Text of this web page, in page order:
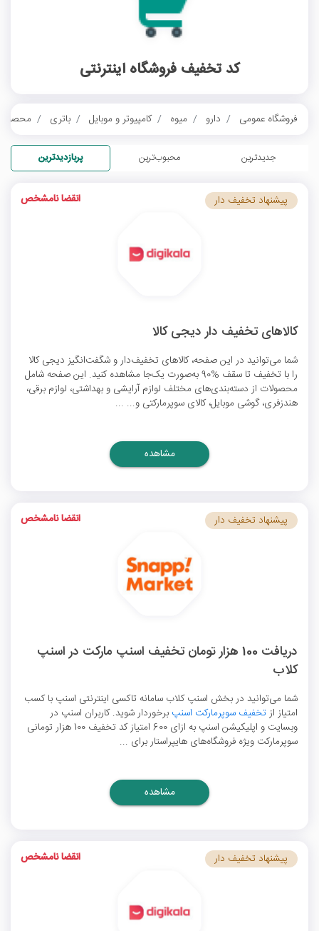
کد تخفیف فروشگاه اینترنتی
فروشگاه عمومی دارو میوه کامپیوتر و موبایل باتری
جدیدترین محبوب‌ترین پربازدیدترین
کالاهای تخفیف دار دیجی کالا
شما می‌توانید در این صفحه، کالاهای تخفیف‌‌دار و شگفت‌انگیز دیجی کالا
را با تخفیف تا سقف %90 به‌صورت یک‌جا مشاهده کنید. این صفحه شامل
محصولات از دسته‌بندی‌های مختلف لوازم آرایشی و بهداشتی، لوازم برقی،
هندزفری، گوشی موبایل، کالای سوپرمارکتی و... ...
پیشنهاد تخفیف دار انقضا نامشخص
مشاهده
دریافت 100 هزار تومان تخفیف اسنپ مارکت در اسنپ
کلاب
شما می‌توانید در بخش اسنپ کلاب سامانه تاکسی اینترنتی اسنپ با کسب
امتیاز ازتخفیف سوپرمارکت اسنپ برخوردار شوید. کاربران اسنپ در
وبسایت و اپلیکیشن اسنپ به ازای 600 امتیاز کد تخفیف 100 هزار تومانی
سوپرمارکت ویژه فروشگاه‌های هایپراستار برای ...
پیشنهاد تخفیف دار انقضا نامشخص
مشاهده
پیشنهاد تخفیف دار انقضا نامشخص